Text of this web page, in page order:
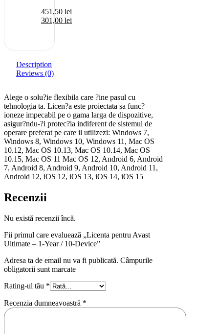
451,50lei
301,00 lei
Description
Reviews (0)
Alege o solu?ie flexibila care ?ine pasul cu
tehnologia ta. Licen?a este proiectata sa func?
ioneze impecabil pe o gama larga de dispozitive,
asigur?ndu-?i protec?ia indiferent de sistemul de
operare preferat pe care il utilizezi: Windows 7,
Windows 8, Windows 10, Windows 11, Mac OS
10.12, Mac OS 10.13, Mac OS 10.14, Mac OS
10.15, Mac OS 11 Mac OS 12, Android 6, Android
7, Android 8, Android 9, Android 10, Android 11,
Android 12, iOS 12, iOS 13, iOS 14, iOS 15
Recenzii
Nu există recenzii încă.
Fii primul care evaluează „Licenta pentru Avast
Ultimate – 1-Year / 10-Device”
Adresa ta de email nu va fi publicată. Câmpurile
obligatorii sunt marcate
Rating-ul tău *
Recenzia dumneavoastră *